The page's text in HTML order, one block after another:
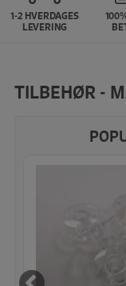
1-2 HVERDAGES
LEVERING
TILBEHØR -